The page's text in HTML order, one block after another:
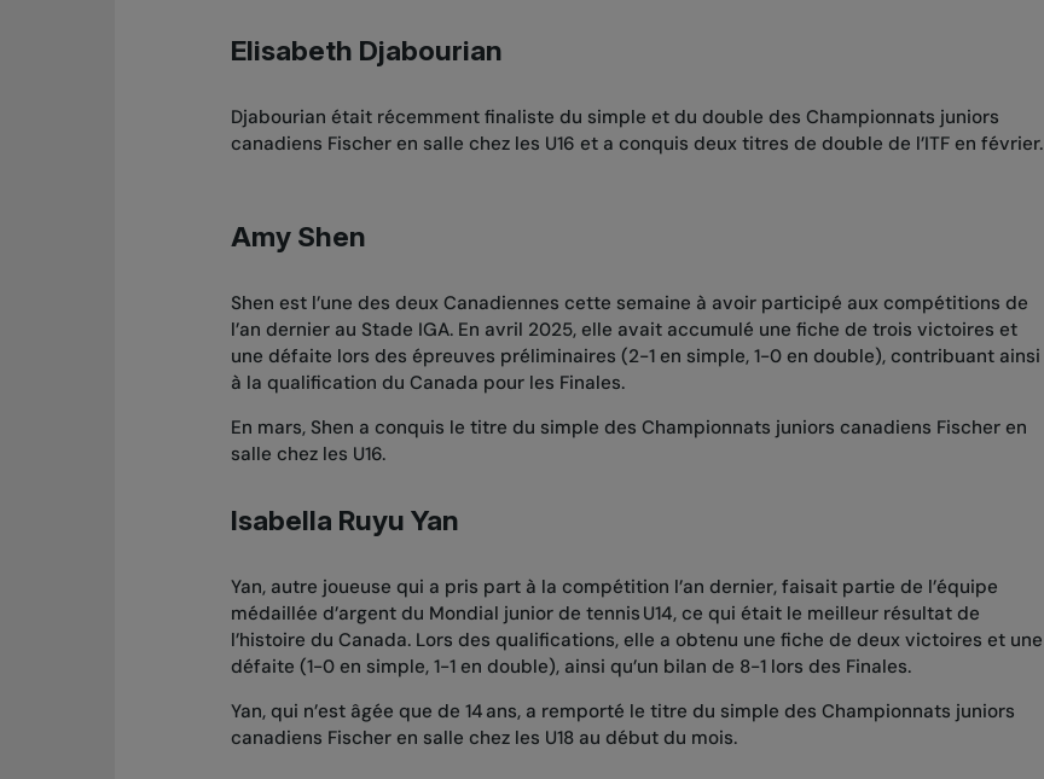
Elisabeth Djabourian
Djabourian était récemment finaliste du simple et du double des Championnats juniors
canadiens Fischer en salle chez les U16 et a conquis deux titres de double de l’ITF en février.
Amy Shen
Shen est l’une des deux Canadiennes cette semaine à avoir participé aux compétitions de
l’an dernier au Stade IGA. En avril 2025, elle avait accumulé une fiche de trois victoires et
une défaite lors des épreuves préliminaires (2-1 en simple, 1-0 en double), contribuant ainsi
à la qualification du Canada pour les Finales.
En mars, Shen a conquis le titre du simple des Championnats juniors canadiens Fischer en
salle chez les U16.
Isabella Ruyu Yan
Yan, autre joueuse qui a pris part à la compétition l’an dernier, faisait partie de l’équipe
médaillée d’argent du Mondial junior de tennis U14, ce qui était le meilleur résultat de
l’histoire du Canada. Lors des qualifications, elle a obtenu une fiche de deux victoires et une
défaite (1-0 en simple, 1-1 en double), ainsi qu’un bilan de 8-1 lors des Finales.
Yan, qui n’est âgée que de 14 ans, a remporté le titre du simple des Championnats juniors
canadiens Fischer en salle chez les U18au début du mois.